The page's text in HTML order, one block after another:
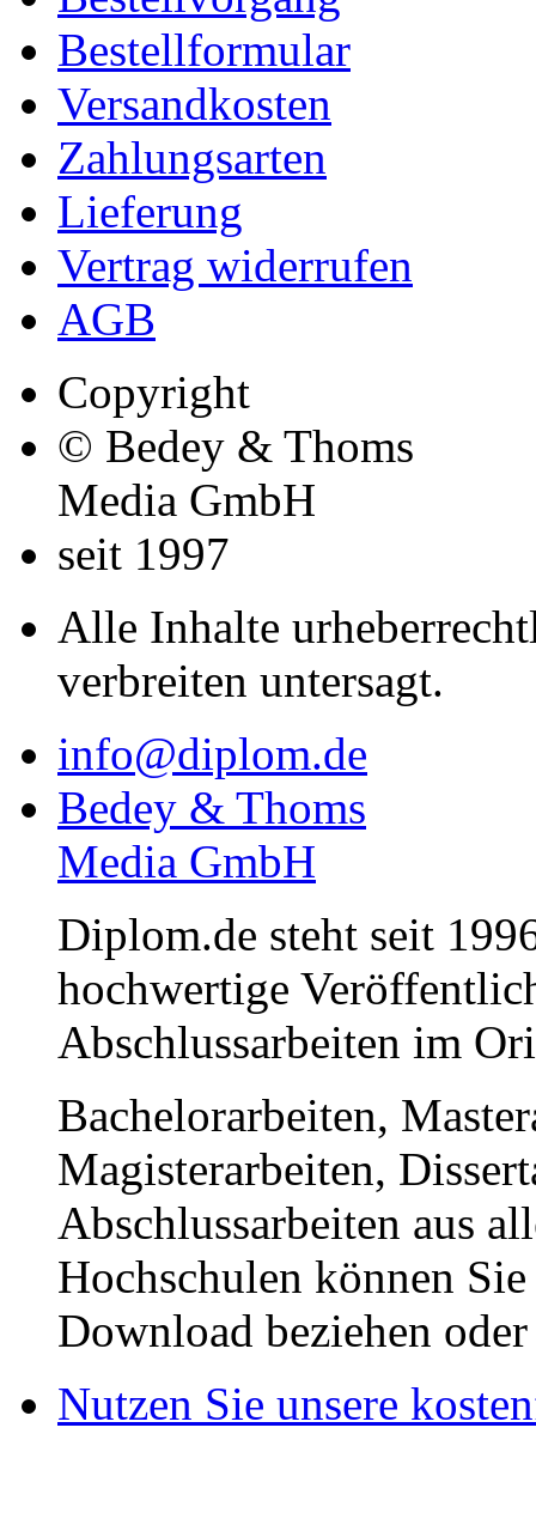
Bestellformular
Versandkosten
Zahlungsarten
Lieferung
Vertrag widerrufen
AGB
Copyright
© Bedey & Thoms
Media GmbH
seit 1997
Alle Inhalte
verbreiten untersagt.
info@diplom.de
Bedey & Thoms
Media GmbH
Diplom.de steht seit
hochwertige
Abschlussarbeiten im
Bachelorarbeiten,
Magisterarbeiten,
Abschlussarbeiten aus
Hochschulen können
Download beziehen
Nutzen Sie unsere